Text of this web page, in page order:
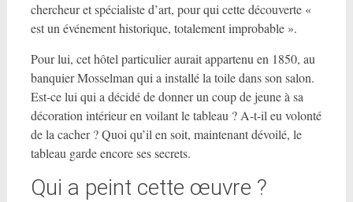
chercheur et spécialiste d’art, pour qui cette découverte «
est un événement historique, totalement improbable ».
Pour lui, cet hôtel particulier aurait appartenu en 1850, au
banquier Mosselman qui a installé la toile dans son salon.
Est-ce lui qui a décidé de donner un coup de jeune à sa
décoration intérieur en voilant le tableau ? A-t-il eu volonté
de la cacher ? Quoi qu’il en soit, maintenant dévoilé, le
tableau garde encore ses secrets.
Qui a peint cette œuvre ?